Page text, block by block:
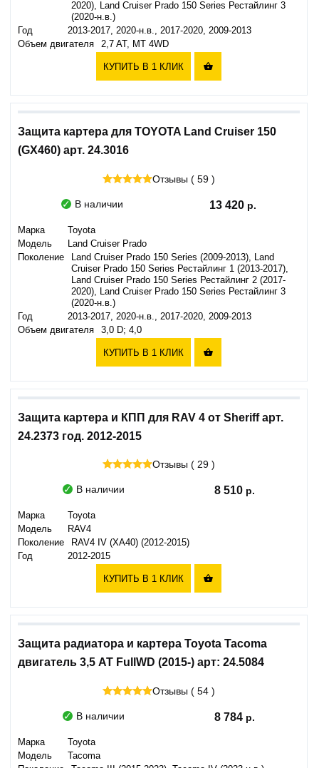
2020), Land Cruiser Prado 150 Series Рестайлинг 3
(2020-н.в.)
Год
2013-2017, 2020-н.в., 2017-2020, 2009-2013
Объем двигателя
2,7 AT, MT 4WD
КУПИТЬ В 1 КЛИК 
Защита картера для TOYOTA Land Cruiser 150
(GX460) арт. 24.3016
Отзывы ( 59 )
В наличии 13 420
Марка
Toyota
Модель
Land Cruiser Prado
Поколение
Land Cruiser Prado 150 Series (2009-2013), Land
Cruiser Prado 150 Series Рестайлинг 1 (2013-2017),
Land Cruiser Prado 150 Series Рестайлинг 2 (2017-
2020), Land Cruiser Prado 150 Series Рестайлинг 3
(2020-н.в.)
Год
2013-2017, 2020-н.в., 2017-2020, 2009-2013
Объем двигателя
3,0 D; 4,0
КУПИТЬ В 1 КЛИК 
Защита картера и КПП для RAV 4 от Sheriff арт.
24.2373 год. 2012-2015
Отзывы ( 29 )
В наличии 8 510
Марка
Toyota
Модель
RAV4
Поколение
RAV4 IV (XA40) (2012-2015)
Год
2012-2015
КУПИТЬ В 1 КЛИК 
Защита радиатора и картера Toyota Tacoma
двигатель 3,5 AT FullWD (2015-) арт: 24.5084
Отзывы ( 54 )
В наличии 8 784
Марка
Toyota
Модель
Tacoma